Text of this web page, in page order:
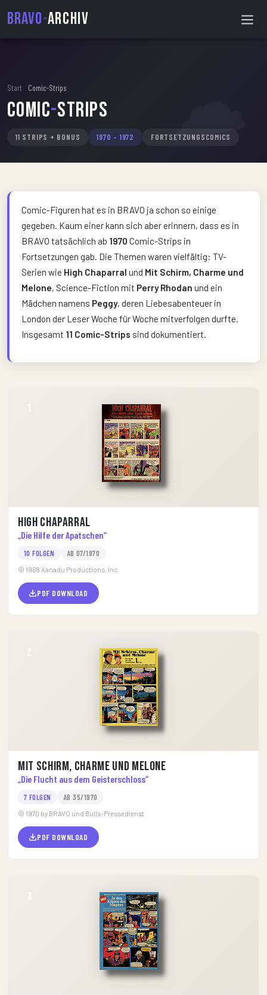
BRAVO-ARCHIV
Start Comic-Strips
Comic-Strips
11 STRIPS + BONUS 1970 – 1972 FORTSETZUNGSCOMICS
Comic-Figuren hat es in BRAVO ja schon so einige
gegeben. Kaum einer kann sich aber erinnern, dass es in
BRAVO tatsächlich ab 1970 Comic-Strips in
Fortsetzungen gab. Die Themen waren vielfältig: TV-
Serien wie High Chaparral und Mit Schirm, Charme und
Melone, Science-Fiction mit Perry Rhodan und ein
Mädchen namens Peggy, deren Liebesabenteuer in
London der Leser Woche für Woche mitverfolgen durfte.
Insgesamt 11 Comic-Strips sind dokumentiert.
1
High Chaparral
„Die Hilfe der Apatschen“
10 FOLGEN
AB 07/1970
© 1968 Xanadu Productions, Inc.
PDF DOWNLOAD
2
Mit Schirm, Charme und Melone
„Die Flucht aus dem Geisterschloss“
7 FOLGEN
AB 35/1970
© 1970 by BRAVO und Bulls-Pressedienst
PDF DOWNLOAD
3